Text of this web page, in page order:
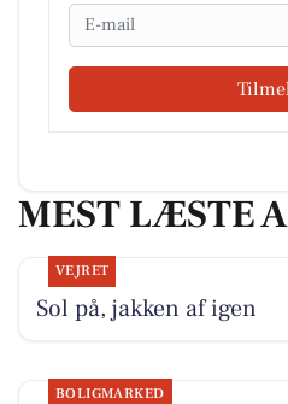
Email
MEST LÆSTE
VEJRET
Sol på, jakken af igen
BOLIGMARKED